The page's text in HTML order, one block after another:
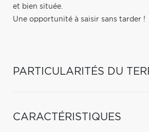
et bien située.
Une opportunité à saisir sans tarder !
PARTICULARITÉS DU
CARACTÉRISTIQUES